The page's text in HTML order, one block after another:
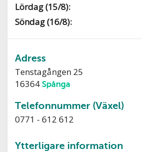
Lördag (15/8):
Söndag (16/8):
Adress
Tenstagången 25
16364Spånga
Telefonnummer (Växel)
0771 - 612 612
Ytterligare information